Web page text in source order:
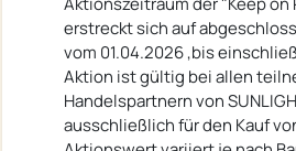
erstreckt sich auf
vom 01.04.2026 ,bis
Aktion ist gültig bei allen
Handelspartnern von
ausschließlich für den Kauf